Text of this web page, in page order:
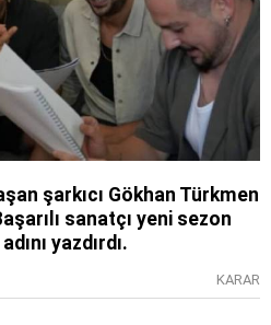
şarkıcı Gökhan Türkmen
sanatçı yeni sezon
yazdırdı.
KARAR